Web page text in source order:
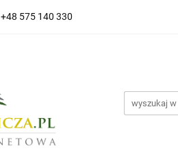
+48 575 140 330